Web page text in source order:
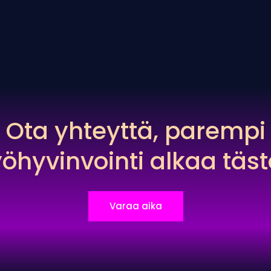
Ota yhteyttä, parempi
alkaa
Varaa aika